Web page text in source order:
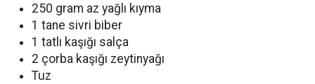
250 gram az yağlı kıyma
1 tane sivri biber
1 tatlı kaşığı salça
2 çorba kaşığı zeytinyağı
Tuz